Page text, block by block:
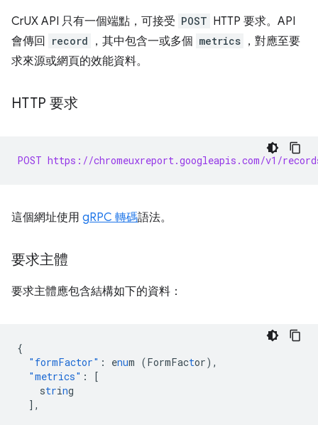
CrUX API 只有一個端點，可接受 POST HTTP 要求。API
會傳回
record ，其中包含一或多個 metrics ，對應至要
求來源或網頁的效能資料。
HTTP 要求
POST https://chromeuxreport.googleapis.com/v1/
這個網址使用 gRPC 轉碼語法。
要求主體
要求主體應包含結構如下的資料：
{
"formFactor" : enum (FormFactor) ,
"metrics" :
[
string
],